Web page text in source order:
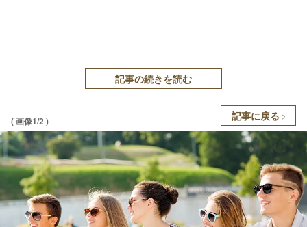
記事の続きを読む
( 画像1/2 ) 記事に戻る